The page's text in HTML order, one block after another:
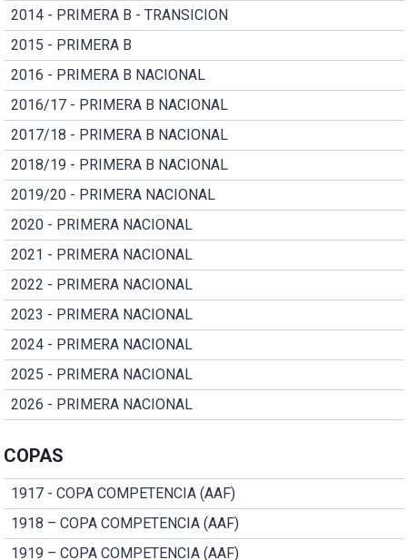
2014 - PRIMERA B - TRANSICION
2015 - PRIMERA B
2016 - PRIMERA B NACIONAL
2016/17 - PRIMERA B NACIONAL
2017/18 - PRIMERA B NACIONAL
2018/19 - PRIMERA B NACIONAL
2019/20 - PRIMERA NACIONAL
2020 - PRIMERA NACIONAL
2021 - PRIMERA NACIONAL
2022 - PRIMERA NACIONAL
2023 - PRIMERA NACIONAL
2024 - PRIMERA NACIONAL
2025 - PRIMERA NACIONAL
2026 - PRIMERA NACIONAL
COPAS
1917 - COPA COMPETENCIA (AAF)
1918 – COPA COMPETENCIA (AAF)
1919 – COPA COMPETENCIA (AAF)